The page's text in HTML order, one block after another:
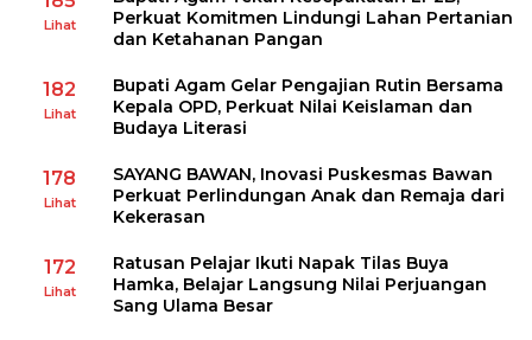
Lihat
Perkuat Komitmen Lindungi Lahan Pertanian
dan Ketahanan Pangan
182
Lihat
Bupati Agam Gelar Pengajian Rutin Bersama
Kepala OPD, Perkuat Nilai Keislaman dan
Budaya Literasi
178
Lihat
SAYANG BAWAN, Inovasi Puskesmas Bawan
Perkuat Perlindungan Anak dan Remaja dari
Kekerasan
172
Lihat
Ratusan Pelajar Ikuti Napak Tilas Buya
Hamka, Belajar Langsung Nilai Perjuangan
Sang Ulama Besar